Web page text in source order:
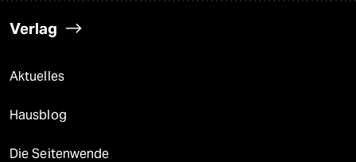
Verlag
Aktuelles
Hausblog
Die Seitenwende